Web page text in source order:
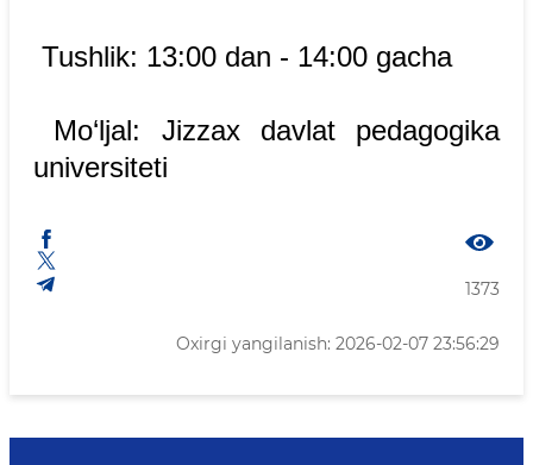
Tushlik: 13:00 dan - 14:00 gacha
Mo‘ljal: Jizzax davlat pedagogika
universiteti
1373
Oxirgi yangilanish: 2026-02-07 23:56:29